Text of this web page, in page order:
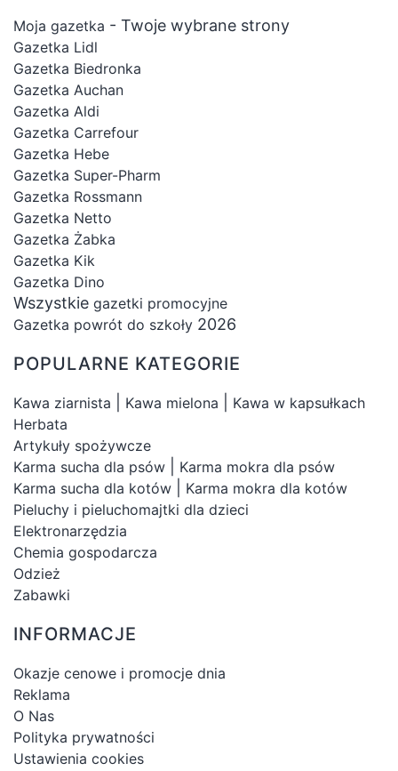
Moja gazetka - Twoje wybrane strony
Gazetka Lidl
Gazetka Biedronka
Gazetka Auchan
Gazetka Aldi
Gazetka Carrefour
Gazetka Hebe
Gazetka Super-Pharm
Gazetka Rossmann
Gazetka Netto
Gazetka Żabka
Gazetka Kik
Gazetka Dino
Wszystkie gazetki promocyjne
Gazetka powrót do szkoły 2026
POPULARNE KATEGORIE
Kawa ziarnista Kawa mielona
Kawa w kapsułkach
Herbata
Artykuły spożywcze
Karma sucha dla psów
Karma mokra dla psów
Karma sucha dla kotów
Karma mokra dla kotów
Pieluchy i pieluchomajtki dla dzieci
Elektronarzędzia
Chemia gospodarcza
Odzież
Zabawki
INFORMACJE
Okazje cenowe i promocje dnia
Reklama
O Nas
Polityka prywatności
Ustawienia cookies